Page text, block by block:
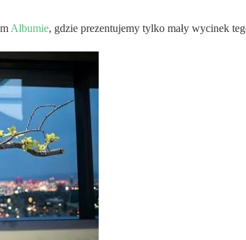
Albumie, gdzie prezentujemy tylko mały wycinek